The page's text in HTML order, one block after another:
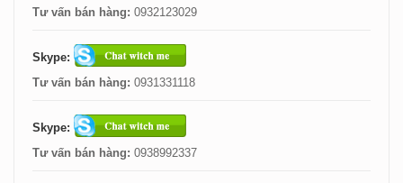
Tư vấn bán hàng: 0932123029
Skype:
Tư vấn bán hàng: 0931331118
Skype:
Tư vấn bán hàng: 0938992337